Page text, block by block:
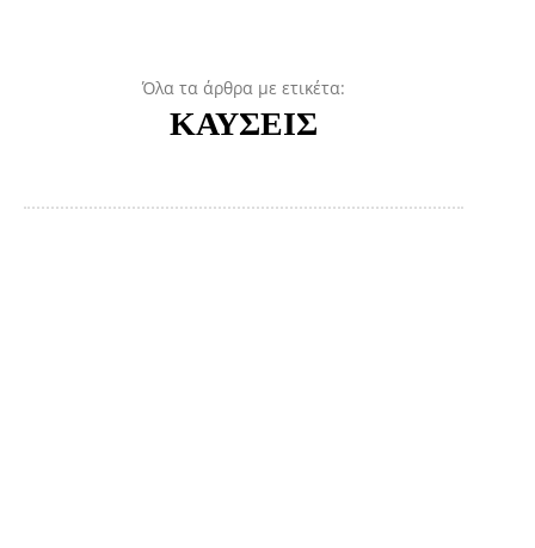
Όλα τα άρθρα με ετικέτα:
ΚΑΥΣΕΙΣ